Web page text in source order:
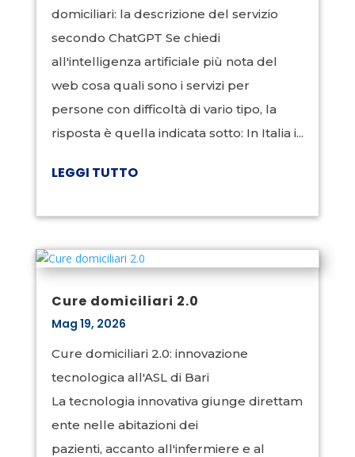
domiciliari: la descrizione del servizio
secondo ChatGPT Se chiedi
all'intelligenza artificiale più nota del
web cosa quali sono i servizi per
persone con difficoltà di vario tipo, la
risposta è quella indicata sotto: In Italia i...
LEGGI TUTTO
Cure domiciliari 2.0
Mag 19, 2026
Cure domiciliari 2.0: innovazione
tecnologica all'ASL di Bari
La tecnologia innovativa giunge direttam
ente nelle abitazioni dei
pazienti, accanto all'infermiere e al